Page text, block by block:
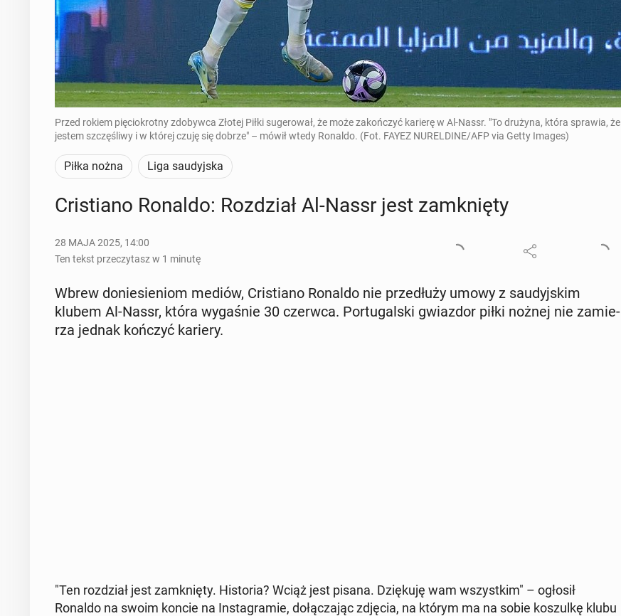
Przed rokiem pięciokrotny zdobywca Złotej Piłki sugerował, że może zakończyć karierę w Al-Nassr. "To drużyna, która sprawia, że
jestem szczęśliwy i w której czuję się dobrze" – mówił wtedy Ronaldo. (Fot. FAYEZ NURELDINE/AFP via Getty Images)
Piłka nożna Liga saudyjska
Cri­stia­no Ronaldo: Roz­dział Al-Nassr jest za­mknię­ty
28 MAJA 2025, 14:00
Ten tekst przeczytasz w 1 minutę
Wbrew do­nie­sie­niom mediów, Cri­stia­no Ronaldo nie prze­dłu­ży umowy z sau­dyj­skim
klubem Al-Nassr, która wy­ga­śnie 30 czerwca. Por­tu­gal­ski gwiaz­dor piłki nożnej nie za­mie­
rza jednak kończyć kariery.
"Ten roz­dział jest za­mknię­ty. Hi­sto­ria? Wciąż jest pisana. Dzię­ku­ję wam wszyst­kim" – ogłosił
Ronaldo na swoim koncie na In­sta­gra­mie, do­łą­cza­jąc zdjęcia, na którym ma na sobie ko­szul­kę klubu